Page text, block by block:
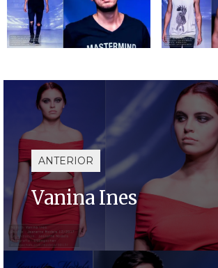
ANTERIOR
Vanina Ines